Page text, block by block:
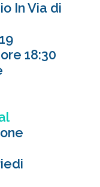
In Via di
18:30